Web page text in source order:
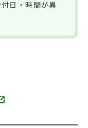
日・時間が異